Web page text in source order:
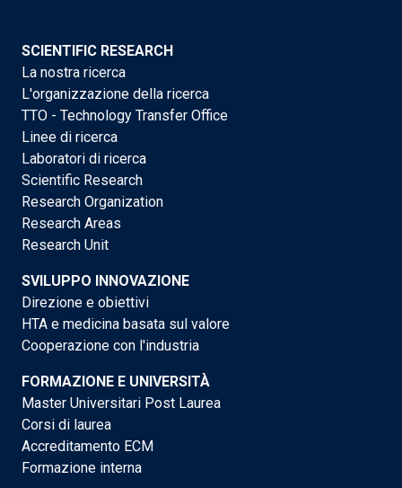
SCIENTIFIC RESEARCH
La nostra ricerca
L'organizzazione della ricerca
TTO - Technology Transfer Office
Linee di ricerca
Laboratori di ricerca
Scientific Research
Research Organization
Research Areas
Research Unit
SVILUPPO INNOVAZIONE
Direzione e obiettivi
HTA e medicina basata sul valore
Cooperazione con l'industria
FORMAZIONE E UNIVERSITÀ
Master Universitari Post Laurea
Corsi di laurea
Accreditamento ECM
Formazione interna